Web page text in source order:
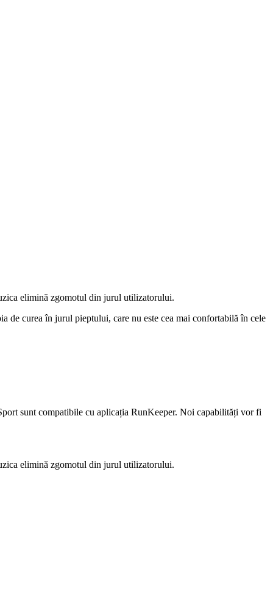
elimină zgomotul din jurul utilizatorului.
de curea în jurul pieptului, care nu este cea mai confortabilă în cele
sunt compatibile cu aplicația RunKeeper. Noi capabilități vor fi
elimină zgomotul din jurul utilizatorului.